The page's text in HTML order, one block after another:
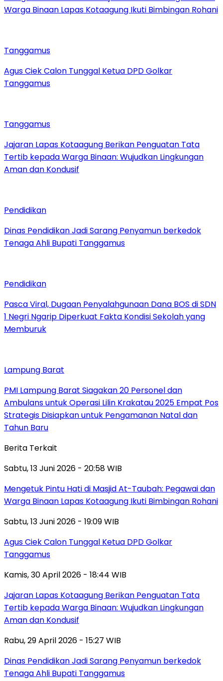
Warga Binaan Lapas Kotaagung Ikuti Bimbingan Rohani
Tanggamus
Agus Ciek Calon Tunggal Ketua DPD Golkar
Tanggamus
Tanggamus
Jajaran Lapas Kotaagung Berikan Penguatan Tata
Tertib kepada Warga Binaan: Wujudkan Lingkungan
Aman dan Kondusif
Pendidikan
Dinas Pendidikan Jadi Sarang Penyamun berkedok
Tenaga Ahli Bupati Tanggamus
Pendidikan
Pasca Viral, Dugaan Penyalahgunaan Dana BOS di SDN
1 Negri Ngarip Diperkuat Fakta Kondisi Sekolah yang
Memburuk
Lampung Barat
PMI Lampung Barat Siagakan 20 Personel dan
Ambulans untuk Operasi Lilin Krakatau 2025 Empat Pos
Strategis Disiapkan untuk Pengamanan Natal dan
Tahun Baru
Berita Terkait
Sabtu, 13 Juni 2026 - 20:58 WIB
Mengetuk Pintu Hati di Masjid At-Taubah: Pegawai dan
Warga Binaan Lapas Kotaagung Ikuti Bimbingan Rohani
Sabtu, 13 Juni 2026 - 19:09 WIB
Agus Ciek Calon Tunggal Ketua DPD Golkar
Tanggamus
Kamis, 30 April 2026 - 18:44 WIB
Jajaran Lapas Kotaagung Berikan Penguatan Tata
Tertib kepada Warga Binaan: Wujudkan Lingkungan
Aman dan Kondusif
Rabu, 29 April 2026 - 15:27 WIB
Dinas Pendidikan Jadi Sarang Penyamun berkedok
Tenaga Ahli Bupati Tanggamus